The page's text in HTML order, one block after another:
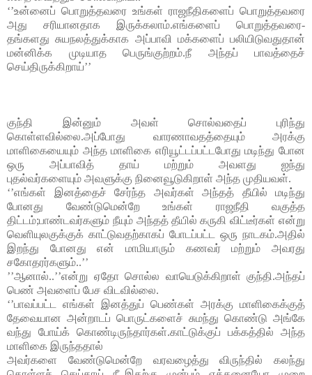
‘’உன்னைப் பொறுத்தவரை உங்கள் ராஜநீதிகளைப் பொறுத்தவரை
அது சரியானதாக இருக்கலாம்.எங்களைப் பொறுத்தவரை-
தங்களது சுயநலத்துக்காக அப்பாவி மக்களைப் பலியிடுவதுதான்
மன்னிக்க முடியாத பெருங்குற்றம்.நீ அந்தப் பாவத்தைச்
செய்திருக்கிறாய்’’
குந்தி இன்னும் அவள் சொல்வதைப் புரிந்து
கொள்ளவில்லை.அப்போது வாரணாவதத்தையும் அரக்கு
மாளிகையையும் அந்த மாளிகை எரியூட்டப்பட்டபோது மடிந்து போன
ஒரு அப்பாவித் தாய் மற்றும் அவளது ஐந்து
புதல்வர்களையும் அவளுக்கு நினைவூடுகிறாள் அந்த முதியவள்.
‘’எங்கள் இனத்தைச் சேர்ந்த அவர்கள் அந்தத் தீயில் மடிந்து
போனது வேண்டுமென்றே உங்கள் ராஜநீதி வகுத்த
திட்டம்;பாண்டவர்களும் நீயும் அந்தத் தீயில் கருகி விட்டீர்கள் என்று
வெளியுலகுக்குக் காட்டுவதற்காகப் போடப்பட்ட ஒரு நாடகம்.அதில்
இறந்து போனது என் மாமியாரும் கணவர் மற்றும் அவரது
சகோதரர்களும்..’’
’’ஆனால்..’’என்று ஏதோ சொல்ல வாயெடுக்கிறாள் குந்தி.அந்தப்
பெண் அவளைப் பேச விடவில்லை.
‘’பாவப்பட்ட எங்கள் இனத்துப் பெண்கள் அரக்கு மாளிகைக்குத்
தேவையான அன்றாடப் பொருட்களைச் சுமந்து கொண்டு அங்கே
வந்து போய்க் கொண்டிருந்தார்கள்.காட்டுக்குப் பக்கத்தில் அந்த
மாளிகை இருந்ததால்
அவர்களை வேண்டுமென்றே வரவழைத்து விருந்தில் கலந்து